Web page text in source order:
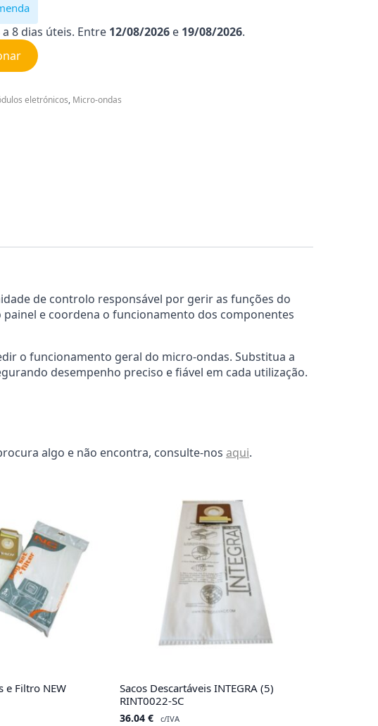
8 dias úteis. Entre 12/08/2026 e 19/08/2026.
eletrónicos, Micro-ondas
de controlo responsável por gerir as funções do
e coordena o funcionamento dos componentes
o funcionamento geral do micro-ondas. Substitua a
desempenho preciso e fiável em cada utilização.
algo e não encontra, consulte-nos aqui.
e Filtro NEW
Sacos Descartáveis INTEGRA (5)
RINT0022-SC
36.04 € c/IVA